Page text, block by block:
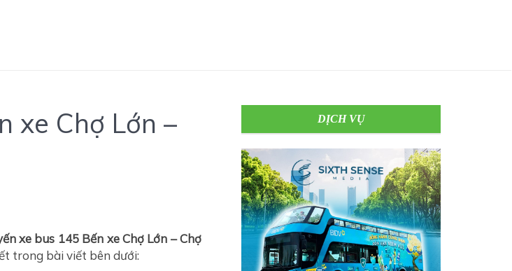
xe Chợ Lớn –
xe bus 145 Bến xe Chợ Lớn – Chợ
trong bài viết bên dưới:
DỊCH VỤ